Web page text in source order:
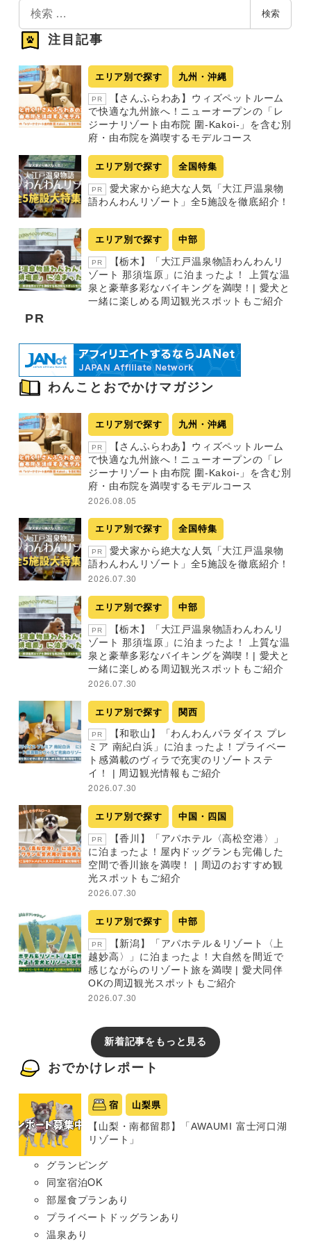
検
索
検索
注目記事
エリア別で探す 九州・沖縄
PR
【さんふらわあ】ウィズペットルーム
で快適な九州旅へ！ニューオープンの「レ
ジーナリゾート由布院 圍-Kakoi-」を含む別
府・由布院を満喫するモデルコース
エリア別で探す 全国特集
PR
愛犬家から絶大な人気「大江戸温泉物
語わんわんリゾート」全5施設を徹底紹介！
エリア別で探す 中部
PR
【栃木】「大江戸温泉物語わんわんリ
ゾート 那須塩原」に泊まったよ！ 上質な温
泉と豪華多彩なバイキングを満喫！| 愛犬と
一緒に楽しめる周辺観光スポットもご紹介
PR
わんことおでかけマガジン
エリア別で探す 九州・沖縄
PR
【さんふらわあ】ウィズペットルーム
で快適な九州旅へ！ニューオープンの「レ
ジーナリゾート由布院 圍-Kakoi-」を含む別
府・由布院を満喫するモデルコース
2026.08.05
エリア別で探す 全国特集
PR
愛犬家から絶大な人気「大江戸温泉物
語わんわんリゾート」全5施設を徹底紹介！
2026.07.30
エリア別で探す 中部
PR
【栃木】「大江戸温泉物語わんわんリ
ゾート 那須塩原」に泊まったよ！ 上質な温
泉と豪華多彩なバイキングを満喫！| 愛犬と
一緒に楽しめる周辺観光スポットもご紹介
2026.07.30
エリア別で探す 関西
PR
【和歌山】「わんわんパラダイス プレ
ミア 南紀白浜」に泊まったよ！プライベー
ト感満載のヴィラで充実のリゾートステ
イ！ | 周辺観光情報もご紹介
2026.07.30
エリア別で探す 中国・四国
PR
【香川】「アパホテル〈高松空港〉」
に泊まったよ！屋内ドッグランも完備した
空間で香川旅を満喫！ | 周辺のおすすめ観
光スポットもご紹介
2026.07.30
エリア別で探す 中部
PR
【新潟】「アパホテル＆リゾート〈上
越妙高〉」に泊まったよ！大自然を間近で
感じながらのリゾート旅を満喫 | 愛犬同伴
OKの周辺観光スポットもご紹介
2026.07.30
新着記事をもっと見る
おでかけレポート
宿 山梨県
【山梨・南都留郡】「AWAUMI 富士河口湖
リゾート」
グランピング
同室宿泊OK
部屋食プランあり
プライベートドッグランあり
温泉あり